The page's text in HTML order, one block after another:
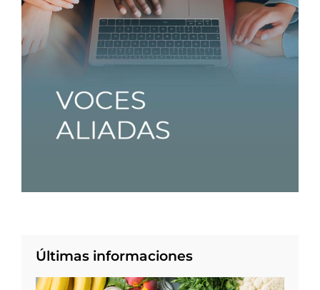
Últimas informaciones